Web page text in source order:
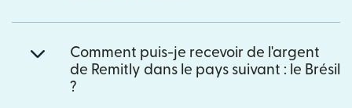
Comment puis-je recevoir de l'argent
de Remitly dans le pays suivant : le Brésil
?